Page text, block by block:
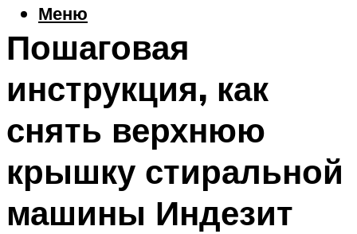
Меню
Пошаговая
инструкция, как
снять верхнюю
крышку стиральной
машины Индезит